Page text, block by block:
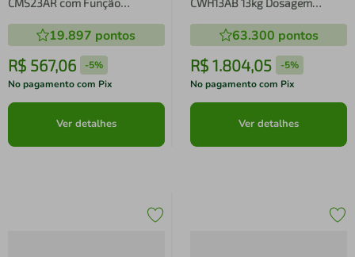
CMS23AR com Função
19.897 pontos
R$ 567,06 -5%
No pagamento com Pix
Ver detalhes
CWH13AB 13kg Dosagem
Edredom Branca
63.300 pontos
R$ 1.804,05 -5%
No pagamento com Pix
Ver detalhes